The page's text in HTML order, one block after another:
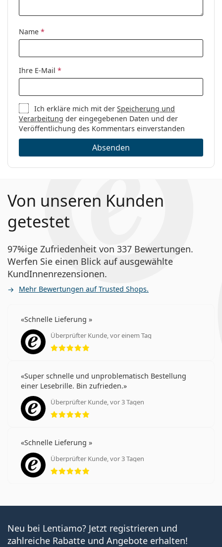
Name *
Ihre E-Mail *
Ich erkläre mich mit derSpeicherung und
Verarbeitung der eingegebenen Daten und der
Veröffentlichung des Kommentars einverstanden
Absenden
Von unseren Kunden
getestet
97%ige Zufriedenheit von 337 Bewertungen.
Werfen Sie einen Blick auf ausgewählte
KundInnenrezensionen.
Mehr Bewertungen auf Trusted Shops.
Schnelle Lieferung
Überprüfter Kunde, vor einem Tag
Bewertung 5 aus 5
Super schnelle und unproblematisch Bestellung
einer Lesebrille. Bin zufrieden.
Überprüfter Kunde, vor 3 Tagen
Bewertung 5 aus 5
Schnelle Lieferung
Überprüfter Kunde, vor 3 Tagen
Bewertung 5 aus 5
Neu bei Lentiamo? Jetzt registrieren und
zahlreiche Rabatte und Angebote erhalten!